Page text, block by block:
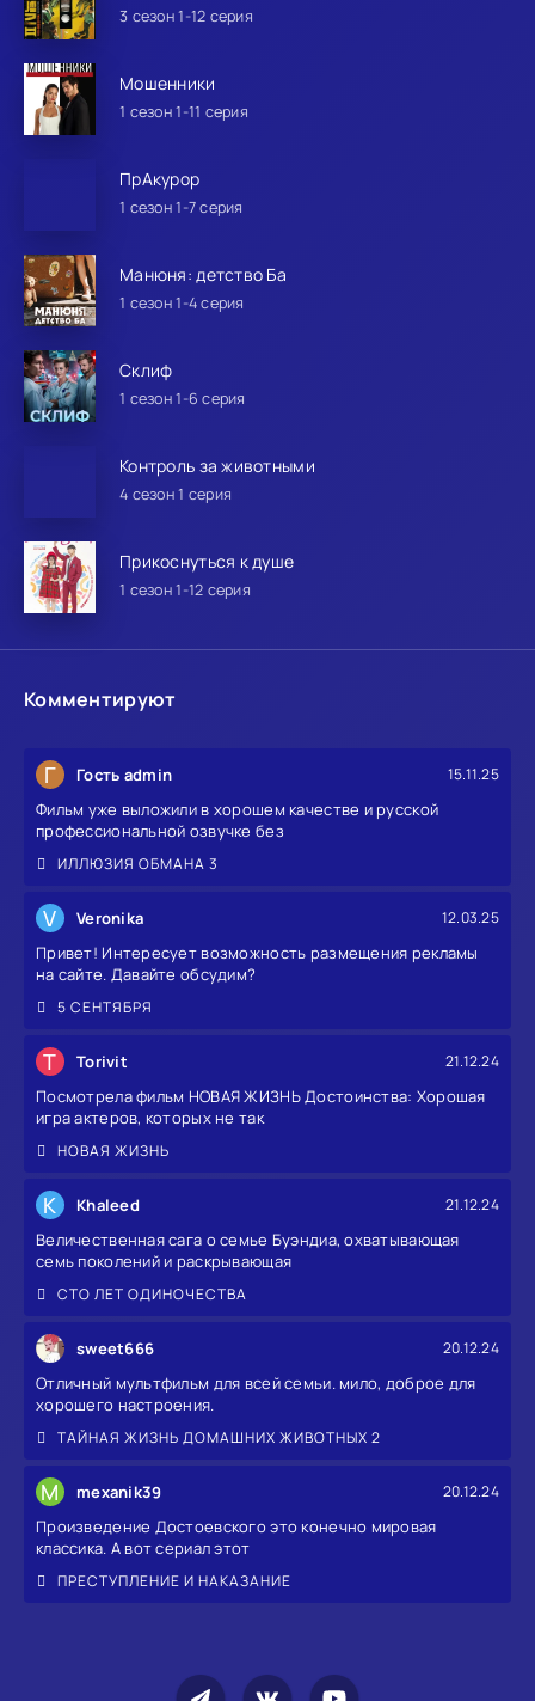
3 сезон 1-12 серия
Мошенники
1 сезон 1-11 серия
ПрАкурор
1 сезон 1-7 серия
Манюня: детство Ба
1 сезон 1-4 серия
Склиф
1 сезон 1-6 серия
Контроль за животными
4 сезон 1 серия
Прикоснуться к душе
1 сезон 1-12 серия
Комментируют
Г Гость admin 15.11.25
Фильм уже выложили в хорошем качестве и русской
профессиональной озвучке без
ИЛЛЮЗИЯ ОБМАНА 3
V Veronika 12.03.25
Привет! Интересует возможность размещения рекламы
на сайте. Давайте обсудим?
5 СЕНТЯБРЯ
T Torivit 21.12.24
Посмотрела фильм НОВАЯ ЖИЗНЬ Достоинства: Хорошая
игра актеров, которых не так
НОВАЯ ЖИЗНЬ
K Khaleed 21.12.24
Величественная сага о семье Буэндиа, охватывающая
семь поколений и раскрывающая
СТО ЛЕТ ОДИНОЧЕСТВА
sweet666 20.12.24
Отличный мультфильм для всей семьи. мило, доброе для
хорошего настроения.
ТАЙНАЯ ЖИЗНЬ ДОМАШНИХ ЖИВОТНЫХ 2
M mexanik39 20.12.24
Произведение Достоевского это конечно мировая
классика. А вот сериал этот
ПРЕСТУПЛЕНИЕ И НАКАЗАНИЕ